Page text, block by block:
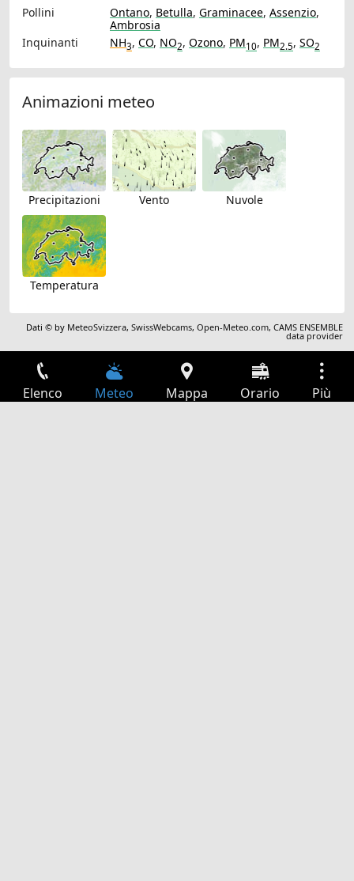
Pollini
Ontano, Betulla, Graminacee, Assenzio,
Ambrosia
Inquinanti
NH3, CO, NO2, Ozono, PM10, PM2.5, SO2
Animazioni meteo
Precipitazioni Vento Nuvole
Temperatura
Dati © by MeteoSvizzera,SwissWebcams,Open-Meteo.com,CAMS ENSEMBLE
data provider
Elenco Meteo Mappa Orario Più